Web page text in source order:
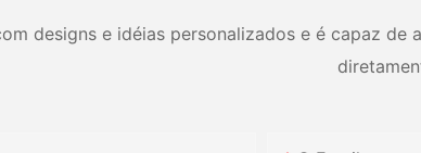
designs e idéias personalizados e é capaz